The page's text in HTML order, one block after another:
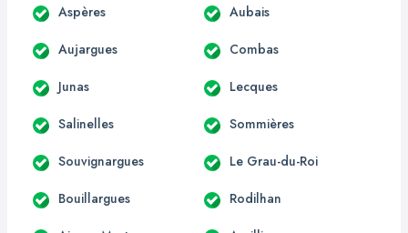
Aspères Aubais
Aujargues Combas
Junas Lecques
Salinelles Sommières
Souvignargues Le Grau-du-Roi
Bouillargues Rodilhan